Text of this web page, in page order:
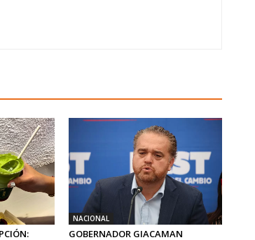
NACIONAL
GOBERNADOR GIACAMAN